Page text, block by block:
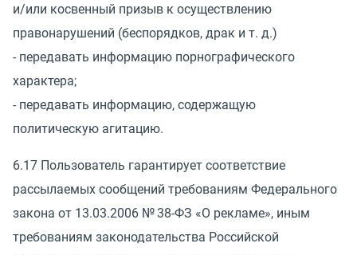
и/или косвенный призыв к осуществлению
правонарушений (беспорядков, драк и т. д.)
- передавать информацию порнографического
характера;
- передавать информацию, содержащую
политическую агитацию.
6.17 Пользователь гарантирует соответствие
рассылаемых сообщений требованиям Федерального
закона от 13.03.2006 № 38-ФЗ «О рекламе», иным
требованиям законодательства Российской